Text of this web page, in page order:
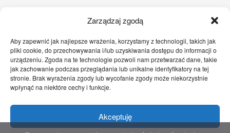
Zarządzaj zgodą
Aby zapewnić jak najlepsze wrażenia, korzystamy z technologii, takich jak
pliki cookie, do przechowywania i/lub uzyskiwania dostępu do informacji o
urządzeniu. Zgoda na te technologie pozwoli nam przetwarzać dane, takie
jak zachowanie podczas przeglądania lub unikalne identyfikatory na tej
stronie. Brak wyrażenia zgody lub wycofanie zgody może niekorzystnie
wpłynąć na niektóre cechy i funkcje.
Akceptuję
Zgłoś nam! Szczecińskie Wiadomości Sport
Zdrowie